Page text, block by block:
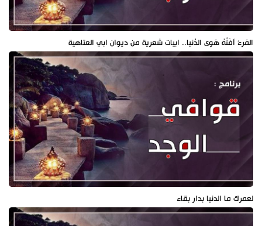
المَرءُ آفَتُهُ هَوى الدُنيا.. ابيات شعرية من ديوان ابي العتاهية
لعمرك ما الدنيا بدار بقاء